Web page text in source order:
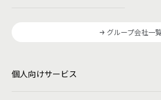
グループ会社一
個人向けサービス